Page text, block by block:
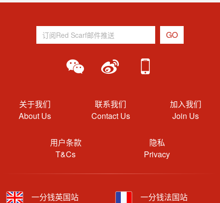
关于我们
About Us
联系我们
Contact Us
加入我们
Join Us
用户条款
T&Cs
隐私
Privacy
一分钱英国站 一分钱法国站